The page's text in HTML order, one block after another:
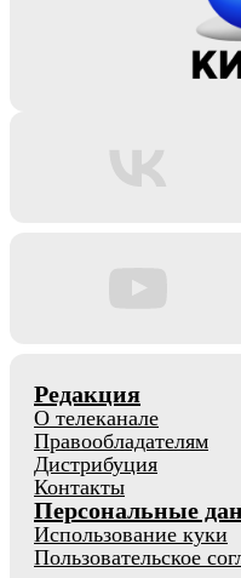
Редакция
О телеканале
Правообладателям
Дистрибуция
Контакты
Персональные
Использование куки
Пользовательское